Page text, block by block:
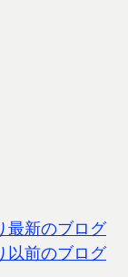
最新のブログ
以前のブログ